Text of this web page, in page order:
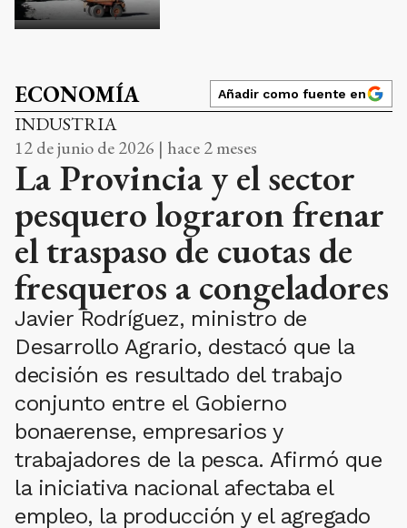
ECONOMÍA Añadir como fuente en
INDUSTRIA
12 de junio de 2026 | hace 2 meses
La Provincia y el sector
pesquero lograron frenar
el traspaso de cuotas de
fresqueros a congeladores
Javier Rodríguez, ministro de
Desarrollo Agrario, destacó que la
decisión es resultado del trabajo
conjunto entre el Gobierno
bonaerense, empresarios y
trabajadores de la pesca. Afirmó que
la iniciativa nacional afectaba el
empleo, la producción y el agregado